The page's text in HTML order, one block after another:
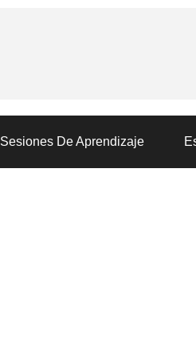
Sesiones De Aprendizaje